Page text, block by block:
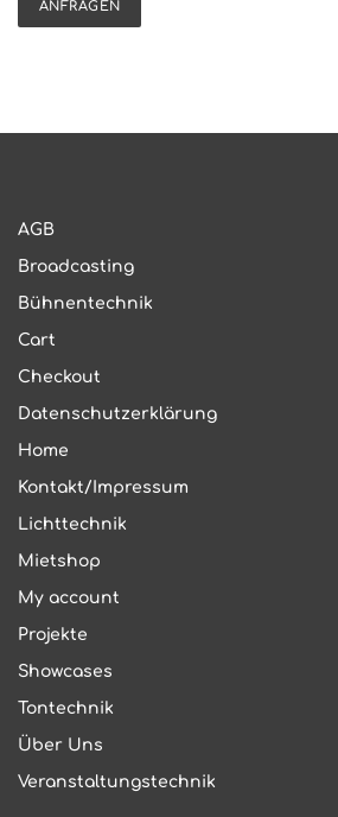
ANFRAGEN
AGB
Broadcasting
Bühnentechnik
Cart
Checkout
Datenschutzerklärung
Home
Kontakt/Impressum
Lichttechnik
Mietshop
My account
Projekte
Showcases
Tontechnik
Über Uns
Veranstaltungstechnik